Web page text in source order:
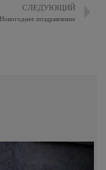
СЛЕДУЮЩИЙ
Новогоднее поздравление